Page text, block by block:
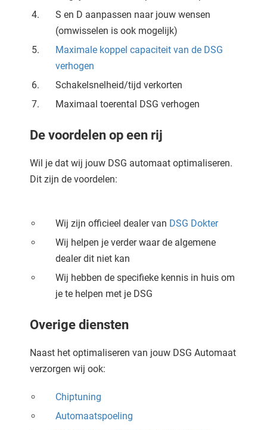
S en D aanpassen naar jouw wensen
(omwisselen is ook mogelijk)
Maximale koppel capaciteit van de DSG
verhogen
Schakelsnelheid/tijd verkorten
Maximaal toerental DSG verhogen
De voordelen op een rij
Wil je dat wij jouw DSG automaat optimaliseren.
Dit zijn de voordelen:
Wij zijn officieel dealer van DSG Dokter
Wij helpen je verder waar de algemene
dealer dit niet kan
Wij hebben de specifieke kennis in huis om
je te helpen met je DSG
Overige diensten
Naast het optimaliseren van jouw DSG Automaat
verzorgen wij ook:
Chiptuning
Automaatspoeling